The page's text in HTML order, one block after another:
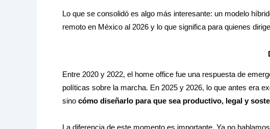
Lo que se consolidó es algo más interesante: un modelo
remoto en México al 2026 y lo que significa para quienes
Entre 2020 y 2022, el home office fue una respuesta de
políticas sobre la marcha. En 2025 y 2026, lo que antes era
sino cómo diseñarlo para que sea productivo, legal y